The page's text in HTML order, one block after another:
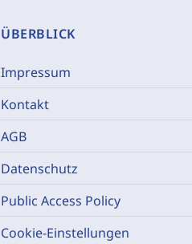
ÜBERBLICK
Impressum
Kontakt
AGB
Datenschutz
Public Access Policy
Cookie-Einstellungen